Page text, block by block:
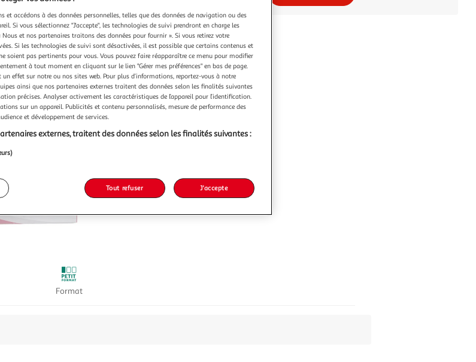
Format
et accédons à des données personnelles, telles que des données de navigation ou des
Si vous sélectionnez "J'accepte", les technologies de suivi prendront en charge les
et nos partenaires traitons des données pour fournir ». Si vous retirez votre
Si les technologies de suivi sont désactivées, il est possible que certains contenus et
soient pas pertinents pour vous. Vous pouvez faire réapparaître ce menu pour modifier
à tout moment en cliquant sur le lien "Gérer mes préférences" en bas de page.
effet sur notre ou nos sites web. Pour plus d’informations, reportez-vous à notre
ainsi que nos partenaires externes traitent des données selon les finalités suivantes
précises. Analyser activement les caractéristiques de l’appareil pour l’identification.
sur un appareil. Publicités et contenu personnalisés, mesure de performance des
et développement de services.
externes, traitent des données selon les finalités suivantes :
Tout refuser J'accepte